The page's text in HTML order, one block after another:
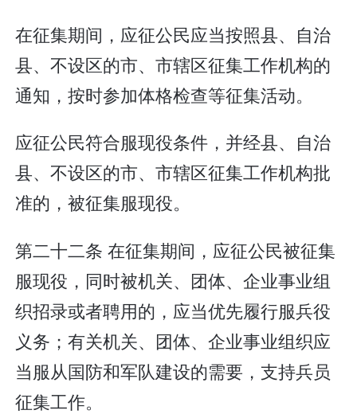
在征集期间，应征公民应当按照县、自治
县、不设区的市、市辖区征集工作机构的
通知，按时参加体格检查等征集活动。
应征公民符合服现役条件，并经县、自治
县、不设区的市、市辖区征集工作机构批
准的，被征集服现役。
第二十二条 在征集期间，应征公民被征集
服现役，同时被机关、团体、企业事业组
织招录或者聘用的，应当优先履行服兵役
义务；有关机关、团体、企业事业组织应
当服从国防和军队建设的需要，支持兵员
征集工作。